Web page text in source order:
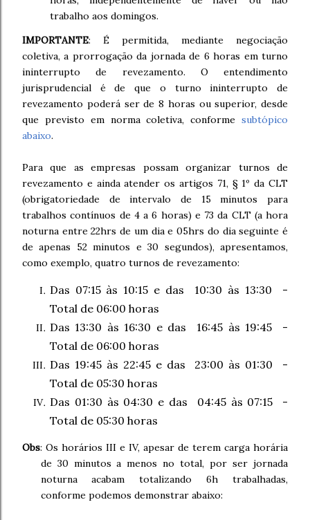
trabalho aos domingos.
IMPORTANTE: É permitida, mediante negociação
coletiva, a prorrogação da jornada de 6 horas em turno
ininterrupto de revezamento. O entendimento
jurisprudencial é de que o turno ininterrupto de
revezamento poderá ser de 8 horas ou superior, desde
que previsto em norma coletiva, conforme subtópico
abaixo.
Para que as empresas possam organizar turnos de
revezamento e ainda atender os artigos 71, § 1º da CLT
(obrigatoriedade de intervalo de 15 minutos para
trabalhos contínuos de 4 a 6 horas) e 73 da CLT (a hora
noturna entre 22hrs de um dia e 05hrs do dia seguinte é
de apenas 52 minutos e 30 segundos), apresentamos,
como exemplo, quatro turnos de revezamento:
Das 07:15 às 10:15 e das 10:30 às 13:30 -
Total de 06:00 horas
Das 13:30 às 16:30 e das 16:45 às 19:45 -
Total de 06:00 horas
Das 19:45 às 22:45 e das 23:00 às 01:30 -
Total de 05:30 horas
Das 01:30 às 04:30 e das 04:45 às 07:15 -
Total de 05:30 horas
Obs: Os horários III e IV, apesar de terem carga horária
de 30 minutos a menos no total, por ser jornada
noturna acabam totalizando 6h trabalhadas,
conforme podemos demonstrar abaixo: